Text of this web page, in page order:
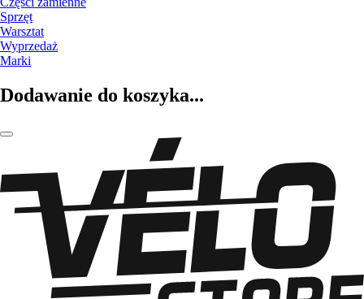
Sprzęt
Warsztat
Wyprzedaż
Marki
Dodawanie do koszyka...